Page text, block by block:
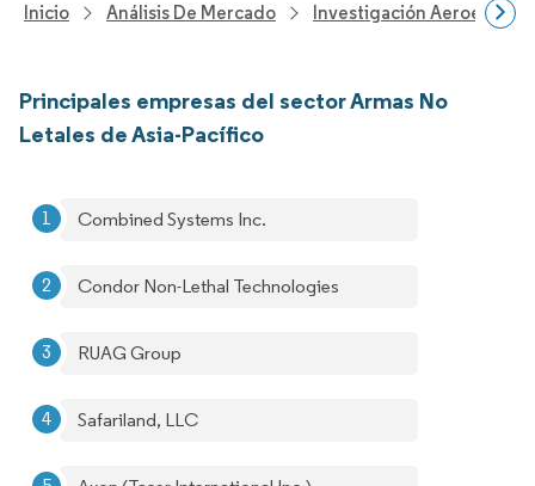
Inicio Análisis De Mercado Investigación
Principales empresas del sector Armas No
Letales de Asia-Pacífico
Combined Systems Inc.
Condor Non-Lethal Technologies
RUAG Group
Safariland, LLC